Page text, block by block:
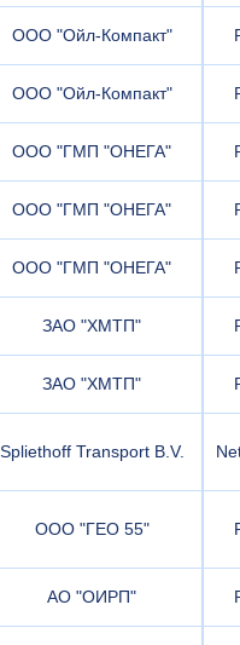
ООО "Ойл-Компакт"
ООО "Ойл-Компакт"
ООО "ГМП "ОНЕГА"
ООО "ГМП "ОНЕГА"
ООО "ГМП "ОНЕГА"
ЗАО "ХМТП"
ЗАО "ХМТП"
Spliethoff Transport B.V.
ООО "ГЕО 55"
АО "ОИРП"